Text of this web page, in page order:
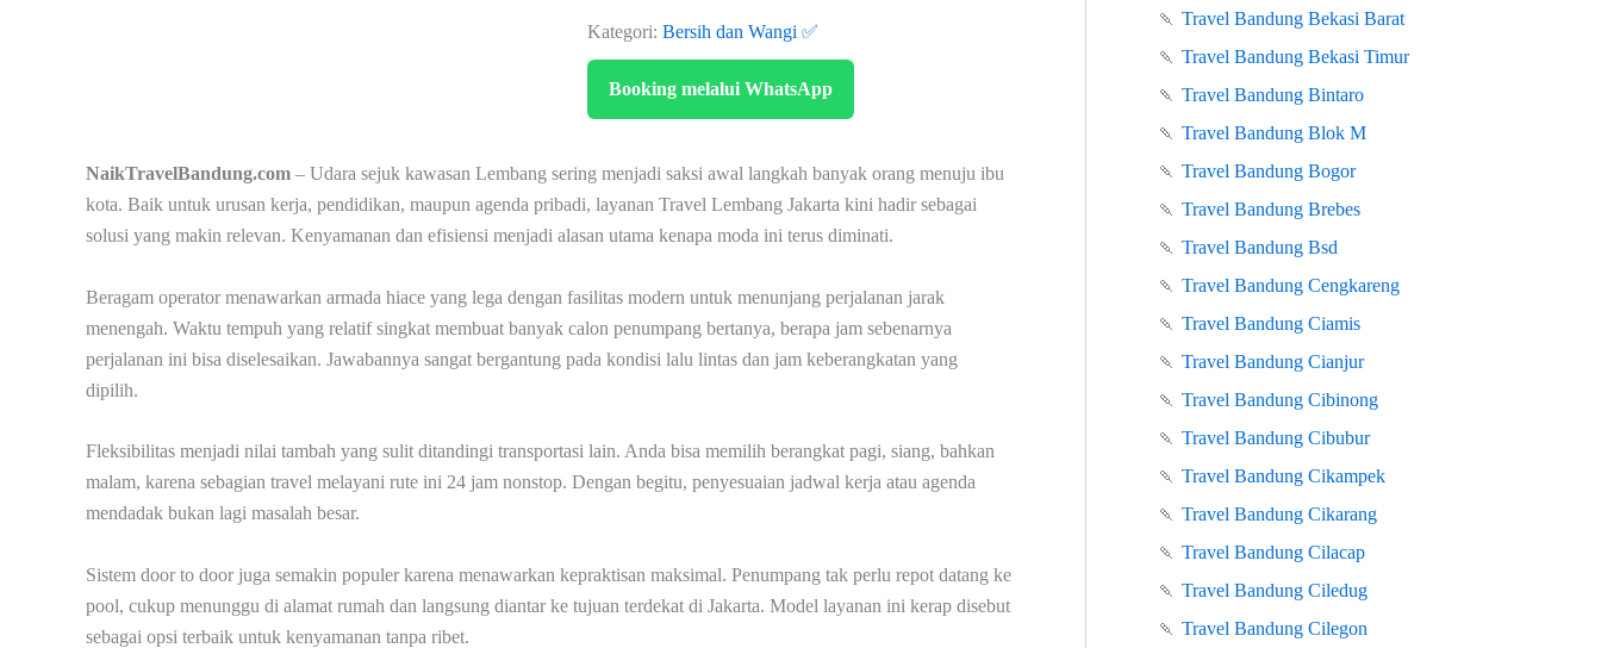
Kategori: Bersih dan Wangi ✅
Booking melalui WhatsApp
NaikTravelBandung.com – Udara sejuk kawasan Lembang sering menjadi saksi awal langkah banyak orang menuju ibu
kota. Baik untuk urusan kerja, pendidikan, maupun agenda pribadi, layanan Travel Lembang Jakarta kini hadir sebagai
solusi yang makin relevan. Kenyamanan dan efisiensi menjadi alasan utama kenapa moda ini terus diminati.
Beragam operator menawarkan armada hiace yang lega dengan fasilitas modern untuk menunjang perjalanan jarak
menengah. Waktu tempuh yang relatif singkat membuat banyak calon penumpang bertanya, berapa jam sebenarnya
perjalanan ini bisa diselesaikan. Jawabannya sangat bergantung pada kondisi lalu lintas dan jam keberangkatan yang
dipilih.
Fleksibilitas menjadi nilai tambah yang sulit ditandingi transportasi lain. Anda bisa memilih berangkat pagi, siang, bahkan
malam, karena sebagian travel melayani rute ini 24 jam nonstop. Dengan begitu, penyesuaian jadwal kerja atau agenda
mendadak bukan lagi masalah besar.
Sistem door to door juga semakin populer karena menawarkan kepraktisan maksimal. Penumpang tak perlu repot datang ke
pool, cukup menunggu di alamat rumah dan langsung diantar ke tujuan terdekat di Jakarta. Model layanan ini kerap disebut
sebagai opsi terbaik untuk kenyamanan tanpa ribet.
🍡 Travel Bandung Bekasi Barat
🍡 Travel Bandung Bekasi Timur
🍡 Travel Bandung Bintaro
🍡 Travel Bandung Blok M
🍡 Travel Bandung Bogor
🍡 Travel Bandung Brebes
🍡 Travel Bandung Bsd
🍡 Travel Bandung Cengkareng
🍡 Travel Bandung Ciamis
🍡 Travel Bandung Cianjur
🍡 Travel Bandung Cibinong
🍡 Travel Bandung Cibubur
🍡 Travel Bandung Cikampek
🍡 Travel Bandung Cikarang
🍡 Travel Bandung Cilacap
🍡 Travel Bandung Ciledug
🍡 Travel Bandung Cilegon